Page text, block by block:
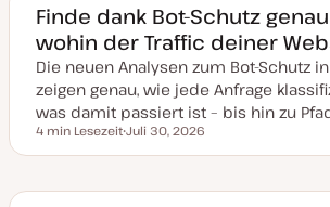
a
k
t
u
a
i
s
i
e
Finde dank Bot-Schutz
wohin der Traffic deiner
Die neuen Analysen zum Bot-Schutz
zeigen genau, wie jede Anfrage
was damit passiert ist – bis hin zu
Lesezeit
4 min Lesezeit
a
u
Juli 30, 2026